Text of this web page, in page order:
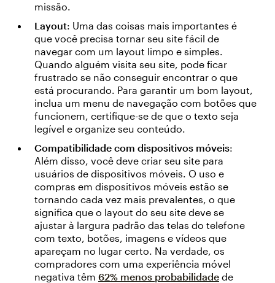
missão.
Layout: Uma das coisas mais importantes é
que você precisa tornar seu site fácil de
navegar com um layout limpo e simples.
Quando alguém visita seu site, pode ficar
frustrado se não conseguir encontrar o que
está procurando. Para garantir um bom layout,
inclua um menu de navegação com botões que
funcionem, certifique-se de que o texto seja
legível e organize seu conteúdo.
Compatibilidade com dispositivos móveis:
Além disso, você deve criar seu site para
usuários de dispositivos móveis. O uso e
compras em dispositivos móveis estão se
tornando cada vez mais prevalentes, o que
significa que o layout do seu site deve se
ajustar à largura padrão das telas do telefone
com texto, botões, imagens e vídeos que
apareçam no lugar certo. Na verdade, os
compradores com uma experiência móvel
negativa têm 62% menos probabilidade de